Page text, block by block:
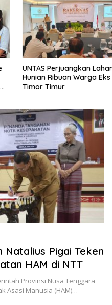
UNTAS Perjuangkan Lahan
Hunian Ribuan Warga Eks
Timor Timur
Natalius Pigai Teken
HAM di NTT
Provinsi Nusa Tenggara
Asasi Manusia (HAM)…